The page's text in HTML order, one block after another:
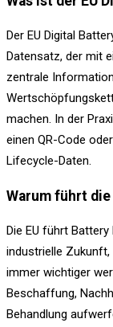
Der EU Digital
Datensatz, der mit
zentrale
machen. In der
einen QR-Code
Lifecycle-Daten.
Warum führt
Die EU führt
industrielle Zukunft,
immer wichtiger
Beschaffung,
Behandlung